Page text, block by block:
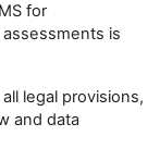
for
is
legal provisions,
and data